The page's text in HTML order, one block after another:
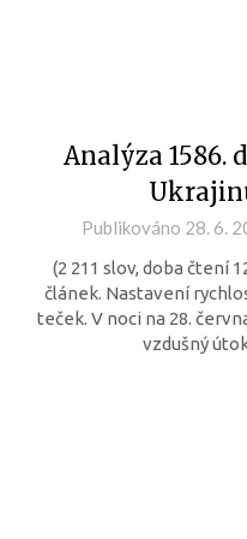
Analýza 1586.
Publikováno 28. 6.
(2 211 slov, doba čtení
článek. Nastavení
teček. V noci na 28.
vzdušný